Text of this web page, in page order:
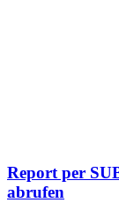
Report per
abrufen